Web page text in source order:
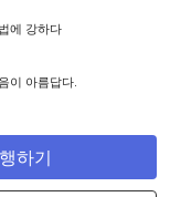
에 강하다
이 아름답다.
하기